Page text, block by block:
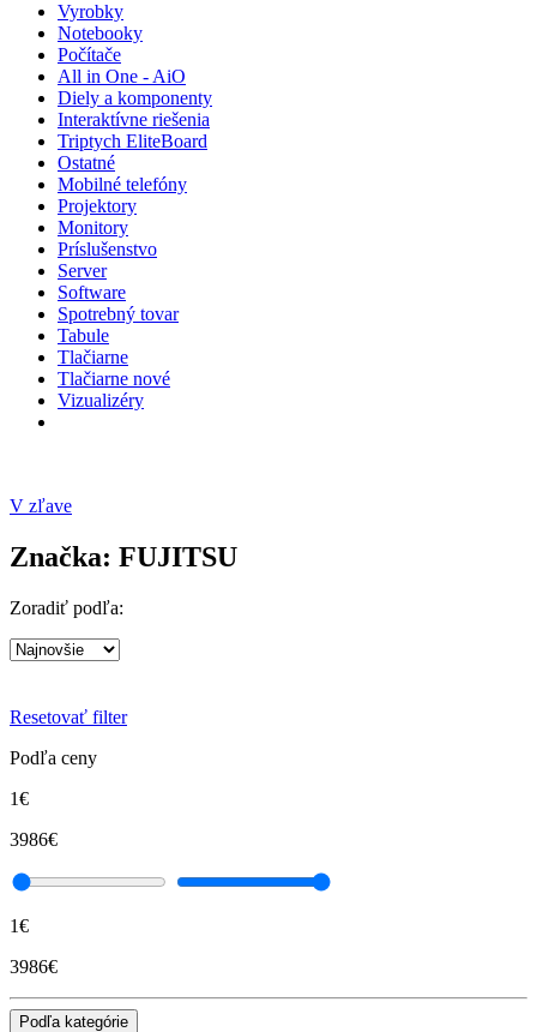
Vyrobky
Notebooky
Počítače
All in One - AiO
Diely a komponenty
Interaktívne riešenia
Triptych EliteBoard
Ostatné
Mobilné telefóny
Projektory
Monitory
Príslušenstvo
Server
Software
Spotrebný tovar
Tabule
Tlačiarne
Tlačiarne nové
Vizualizéry
V zľave
Značka: FUJITSU
Zoradiť podľa:
Resetovať filter
Podľa ceny
1€
3986€
1€
3986€
Podľa kategórie